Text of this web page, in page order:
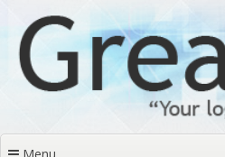
contenu
principal